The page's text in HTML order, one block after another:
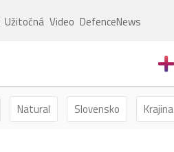
Užitočná Video DefenceNews
Natural Slovensko Krajina